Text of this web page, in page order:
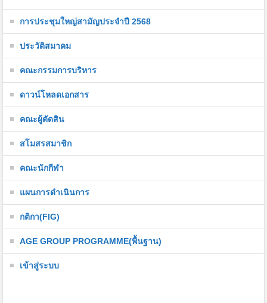
การประชุมใหญ่สามัญประจำปี 2568
ประวัติสมาคม
คณะกรรมการบริหาร
ดาวน์โหลดเอกสาร
คณะผู้ตัดสิน
สโมสรสมาชิก
คณะนักกีฬา
แผนการดำเนินการ
กติกา(FIG)
AGE GROUP PROGRAMME(พื้นฐาน)
เข้าสู่ระบบ